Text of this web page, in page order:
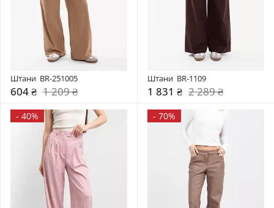
Штани  BR-251005
604 ₴ 1 209 ₴
Штани  BR-1109
1 831 ₴ 2 289 ₴
- 40% - 70%